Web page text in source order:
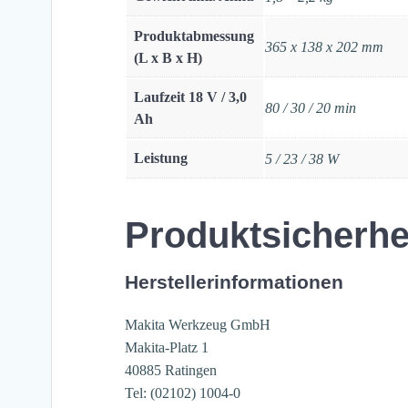
Produktabmessung
(L x B x H)
365 x 138 x 202 mm
Laufzeit 18 V / 3,0
Ah
80 / 30 / 20 min
Leistung 5 / 23 / 38 W
Herstellerinformationen
Makita Werkzeug GmbH
Makita-Platz 1
40885 Ratingen
Tel: (02102) 1004-0